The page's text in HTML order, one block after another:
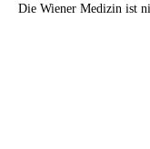
Die Wiener Medizin ist